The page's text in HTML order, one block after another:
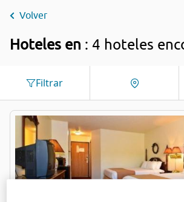
Volver
Hoteles en : 4 hoteles
Filtrar